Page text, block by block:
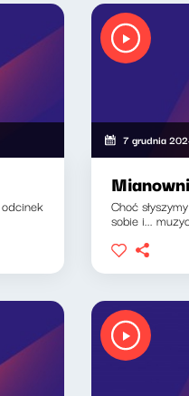
7 grudnia
Choć
sobie i...